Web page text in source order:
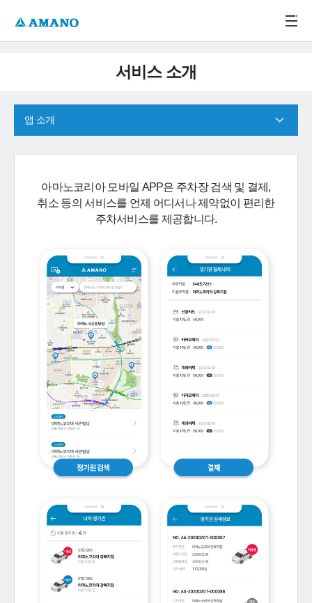
서비스 소개
앱 소개
아마노코리아 모바일 APP은 주차장 검색 및 결제,
취소 등의 서비스를 언제 어디서나 제약없이 편리한
주차서비스를 제공합니다.